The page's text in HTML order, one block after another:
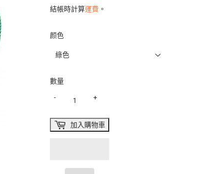
結帳時計算運費 。
颜色
數量
+
-
加入購物車